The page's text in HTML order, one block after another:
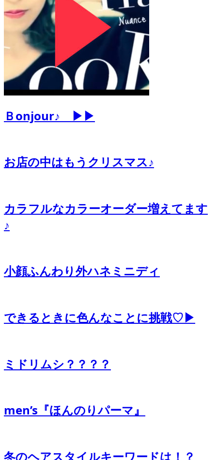
Ｂonjour♪ ▶▶
お店の中はもうクリスマス♪
カラフルなカラーオーダー増えてます
♪
小顔ふんわり外ハネミニディ
できるときに色んなことに挑戦♡▶
ミドリムシ？？？？
men’s『ほんのりパーマ』
冬のヘアスタイルキーワードは！？